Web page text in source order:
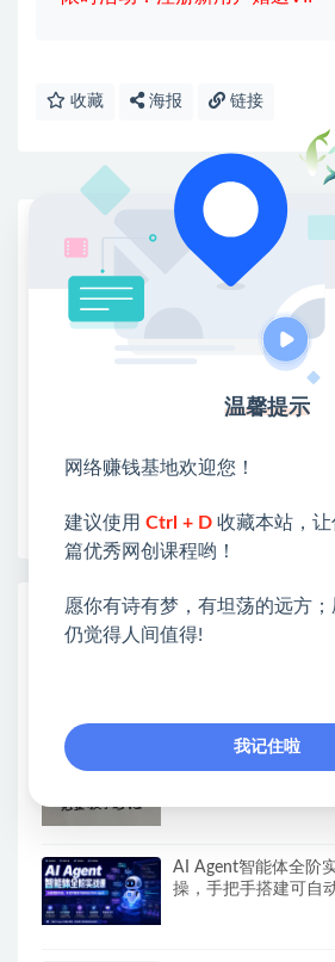
收藏 海报 链接
网赚基地简介
站长微信：无
❤本站：本站整合多方资源站，主
类&副业类，资源丰富 物超所值。
❤能助您：找项目 + 低成本创业 +
各种项目 + 提升网创认知。
❤本站为众多团队提供了重要价值
❤如果您也依存于互联网，欢迎加
早为您提供丰盛价值。祝您前程似
热门课程展示
游戏挂G全流程笔记
AI Agent智能体全阶
操，手把手搭建可自
温馨提示
网络赚钱基地欢迎您！
建议使用 Ctrl + D 收藏本站，
篇优秀网创课程哟！
愿你有诗有梦，有坦荡的远方；
仍觉得人间值得!
我记住啦